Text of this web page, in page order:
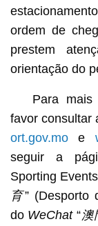
ordem de
prestem
orientação do
Para
favor consultar
ort.gov.moe
seguir a
Sporting
育” (Desporto
do WeChat“澳